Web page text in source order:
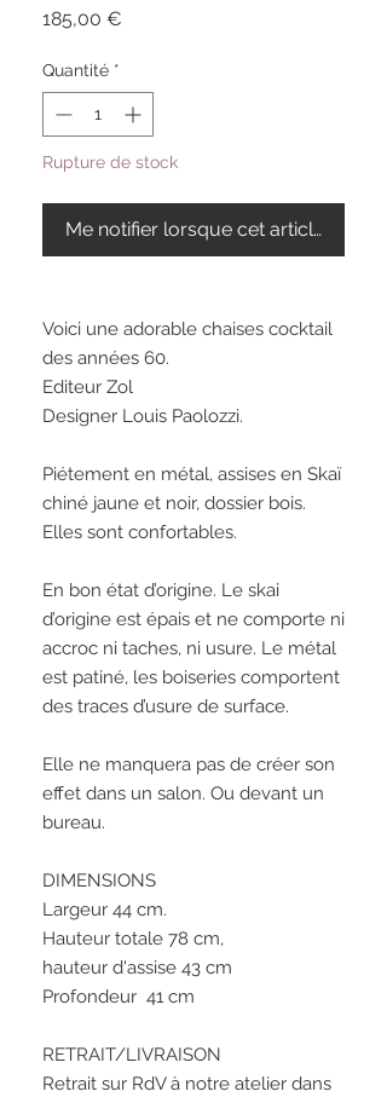
185,00 €
Quantité *
Rupture de stock
Me notifier lorsque cet article est
Voici une adorable chaises cocktail
des années 60.
Editeur Zol
Designer Louis Paolozzi.
Piétement en métal, assises en Skaï
chiné jaune et noir, dossier bois.
Elles sont confortables.
En bon état d’origine. Le skai
d’origine est épais et ne comporte ni
accroc ni taches, ni usure. Le métal
est patiné, les boiseries comportent
des traces d’usure de surface.
Elle ne manquera pas de créer son
effet dans un salon. Ou devant un
bureau.
DIMENSIONS
Largeur 44 cm.
Hauteur totale 78 cm,
hauteur d'assise 43 cm
Profondeur  41 cm
RETRAIT/LIVRAISON
Retrait sur RdV à notre atelier dans